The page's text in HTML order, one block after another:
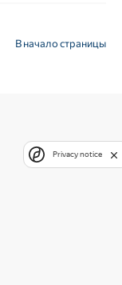
В начало страницы
Privacy notice